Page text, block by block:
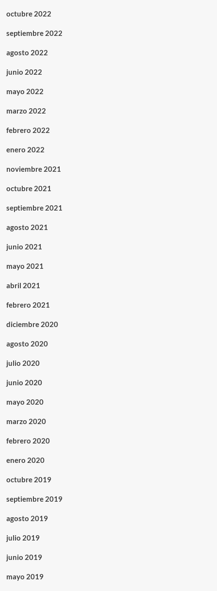
octubre 2022
septiembre 2022
agosto 2022
junio 2022
mayo 2022
marzo 2022
febrero 2022
enero 2022
noviembre 2021
octubre 2021
septiembre 2021
agosto 2021
junio 2021
mayo 2021
abril 2021
febrero 2021
diciembre 2020
agosto 2020
julio 2020
junio 2020
mayo 2020
marzo 2020
febrero 2020
enero 2020
octubre 2019
septiembre 2019
agosto 2019
julio 2019
junio 2019
mayo 2019